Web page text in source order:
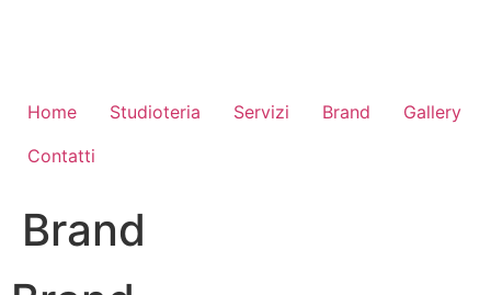
Home Studioteria Servizi Brand
Gallery
Contatti
Brand